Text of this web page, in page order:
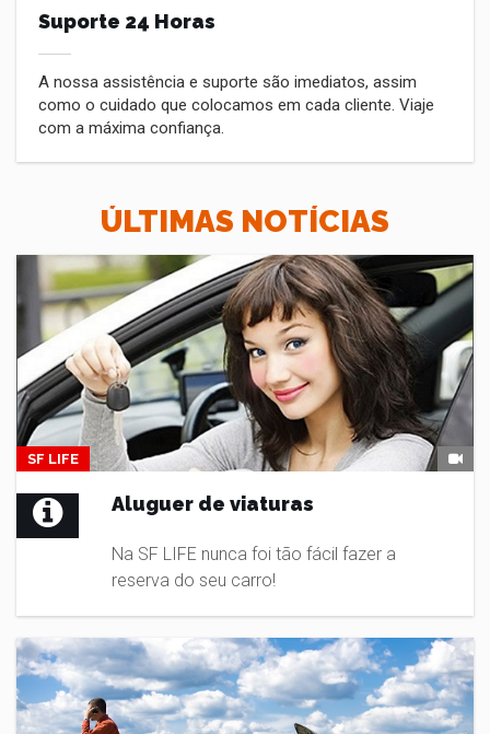
Suporte 24 Horas
A nossa assistência e suporte são imediatos, assim
como o cuidado que colocamos em cada cliente. Viaje
com a máxima confiança.
ÚLTIMAS NOTÍCIAS
SF LIFE
Aluguer de viaturas
Na SF LIFE nunca foi tão fácil fazer a
reserva do seu carro!